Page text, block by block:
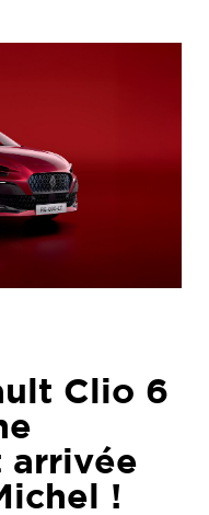
Clio 6
arrivée
!